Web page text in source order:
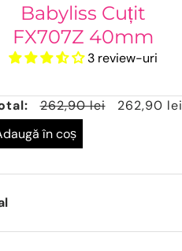
Babyliss Cuțit
FX707Z 40mm
3 review-uri
262,90 lei
262,90 lei
în coș